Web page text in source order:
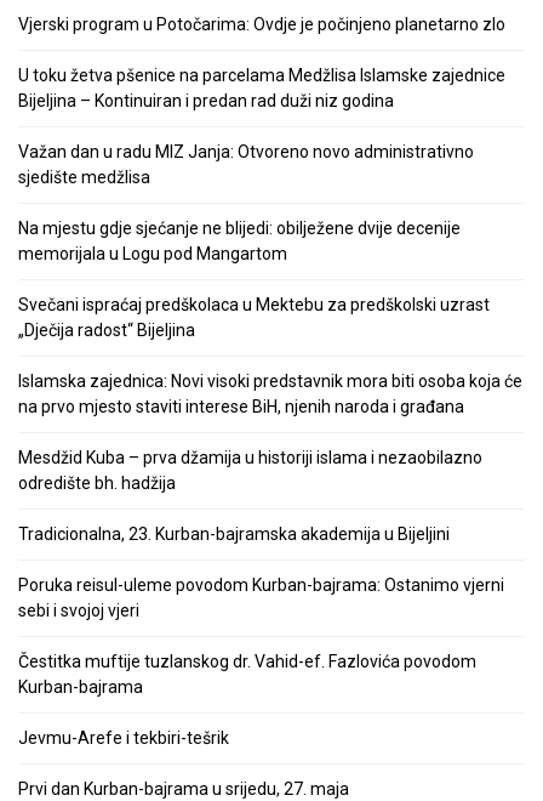
Vjerski program u Potočarima: Ovdje je počinjeno planetarno zlo
U toku žetva pšenice na parcelama Medžlisa Islamske zajednice
Bijeljina – Kontinuiran i predan rad duži niz godina
Važan dan u radu MIZ Janja: Otvoreno novo administrativno
sjedište medžlisa
Na mjestu gdje sjećanje ne blijedi: obilježene dvije decenije
memorijala u Logu pod Mangartom
Svečani ispraćaj predškolaca u Mektebu za predškolski uzrast
„Dječija radost“ Bijeljina
Islamska zajednica: Novi visoki predstavnik mora biti osoba koja će
na prvo mjesto staviti interese BiH, njenih naroda i građana
Mesdžid Kuba – prva džamija u historiji islama i nezaobilazno
odredište bh. hadžija
Tradicionalna, 23. Kurban-bajramska akademija u Bijeljini
Poruka reisul-uleme povodom Kurban-bajrama: Ostanimo vjerni
sebi i svojoj vjeri
Čestitka muftije tuzlanskog dr. Vahid-ef. Fazlovića povodom
Kurban-bajrama
Jevmu-Arefe i tekbiri-tešrik
Prvi dan Kurban-bajrama u srijedu, 27. maja